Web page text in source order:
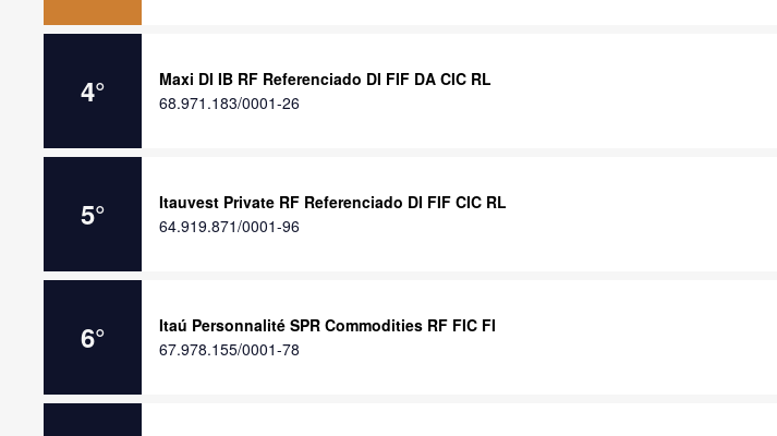
4°
Maxi DI IB RF Referenciado DI FIF DA CIC RL
68.971.183/0001-26
5°
Itauvest Private RF Referenciado DI FIF CIC RL
64.919.871/0001-96
6°
Itaú Personnalité SPR Commodities RF FIC FI
67.978.155/0001-78